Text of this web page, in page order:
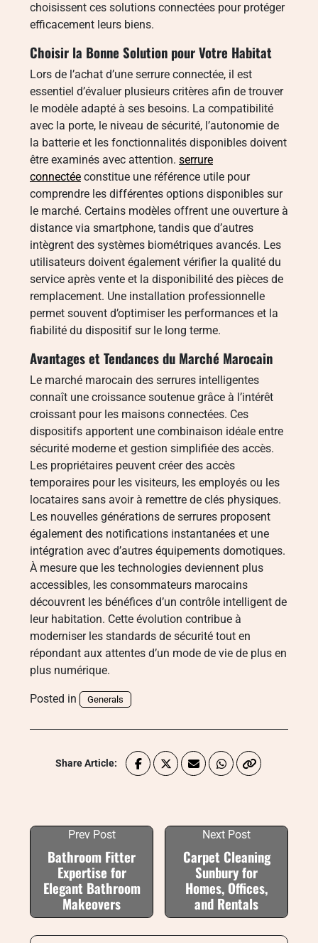
choisissent ces solutions connectées pour protéger
efficacement leurs biens.
Choisir la Bonne Solution pour Votre Habitat
Lors de l’achat d’une serrure connectée, il est
essentiel d’évaluer plusieurs critères afin de trouver
le modèle adapté à ses besoins. La compatibilité
avec la porte, le niveau de sécurité, l’autonomie de
la batterie et les fonctionnalités disponibles doivent
être examinés avec attention. serrure
connectée constitue une référence utile pour
comprendre les différentes options disponibles sur
le marché. Certains modèles offrent une ouverture à
distance via smartphone, tandis que d’autres
intègrent des systèmes biométriques avancés. Les
utilisateurs doivent également vérifier la qualité du
service après vente et la disponibilité des pièces de
remplacement. Une installation professionnelle
permet souvent d’optimiser les performances et la
fiabilité du dispositif sur le long terme.
Avantages et Tendances du Marché Marocain
Le marché marocain des serrures intelligentes
connaît une croissance soutenue grâce à l’intérêt
croissant pour les maisons connectées. Ces
dispositifs apportent une combinaison idéale entre
sécurité moderne et gestion simplifiée des accès.
Les propriétaires peuvent créer des accès
temporaires pour les visiteurs, les employés ou les
locataires sans avoir à remettre de clés physiques.
Les nouvelles générations de serrures proposent
également des notifications instantanées et une
intégration avec d’autres équipements domotiques.
À mesure que les technologies deviennent plus
accessibles, les consommateurs marocains
découvrent les bénéfices d’un contrôle intelligent de
leur habitation. Cette évolution contribue à
moderniser les standards de sécurité tout en
répondant aux attentes d’un mode de vie de plus en
plus numérique.
Posted in Generals
Share Article:
Prev Post
Bathroom Fitter
Expertise for
Elegant Bathroom
Makeovers
Next Post
Carpet Cleaning
Sunbury for
Homes, Offices,
and Rentals